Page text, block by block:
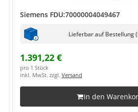
Siemens FDU:70000004049467
Lieferbar auf Bestellung
1.391,22 €
pro 1 Stück
inkl. MwSt. zzgl. Versand
In den